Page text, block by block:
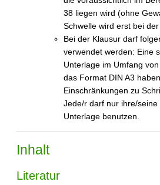
38 liegen wird (ohne
Schwelle wird erst bei
Bei der Klausur darf
verwendet werden: Eine
Unterlage im Umfang
das Format DIN A3
Einschränkungen zu
Jede/r darf nur ihre/
Unterlage benutzen.
Inhalt
Literatur